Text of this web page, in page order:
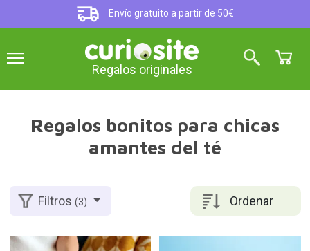
Envío gratuito a partir de 50€
Regalos originales
Regalos bonitos para chicas
amantes del té
Ordenar
Filtros(3)